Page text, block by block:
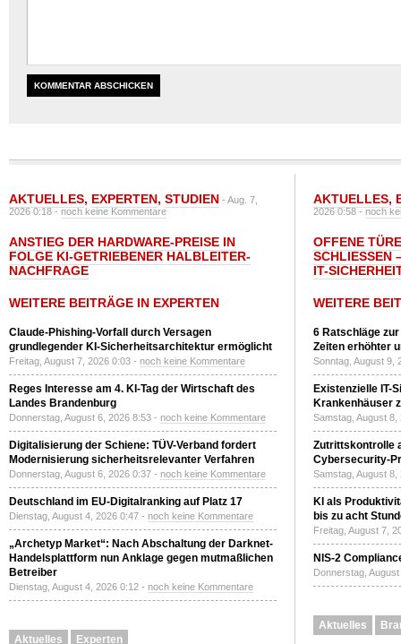
AKTUELLES, EXPERTEN, STUDIEN - Aug. 7,
2026 0:18 -noch keine Kommentare
ANSTIEG DER HARDWARE-PREISE IN
FOLGE KI-GETRIEBENER HALBLEITER-
NACHFRAGE
WEITERE BEITRÄGE IN EXPERTEN
Claude-Phishing-Vorfall durch Versagen
grundlegender KI-Sicherheitsarchitektur ermöglicht
Freitag, August 7, 2026 0:03 - noch keine Kommentare
Reges Interesse am 4. KI-Tag der Wirtschaft des
Landes Brandenburg
Donnerstag, August 6, 2026 8:53 - noch keine Kommentare
Digitalisierung der Schiene: TÜV-Verband fordert
Modernisierung sicherheitsrelevanter Verfahren
Donnerstag, August 6, 2026 0:37 - noch keine Kommentare
Deutschland im EU-Digitalranking auf Platz 17
Dienstag, August 4, 2026 0:47 - noch keine Kommentare
„Archetyp Market“: Nach Abschaltung der Darknet-
Handelsplattform nun Anklage gegen mutmaßlichen
Betreiber
Dienstag, August 4, 2026 0:12 - noch keine Kommentare
Aktuelles Experten
AKTUELLES,
2026 0:58 -noch
OFFENE
SCHLIESSEN
T-
WEITERE
6 Ratschläge
Zeiten erhöhter
Sonntag, August 9,
Existenzielle IT-
Krankenhäuser
Samstag, August
Zutrittskontrolle
Cybersecurity-
Samstag, August
KI als
bis zu acht
Freitag, August 7,
NIS-2
Donnerstag,
Aktuelles